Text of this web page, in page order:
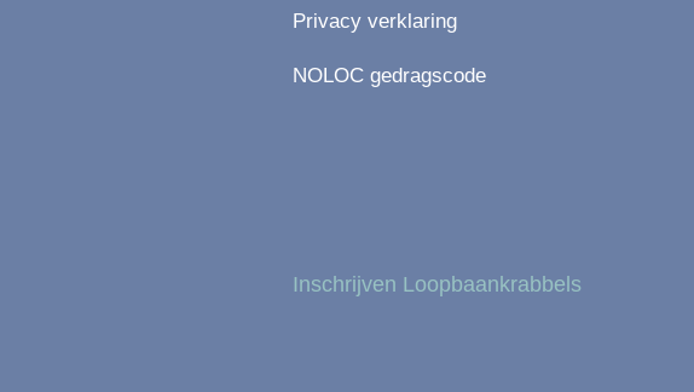
Privacy verklaring
NOLOC gedragscode
Inschrijven Loopbaankrabbels